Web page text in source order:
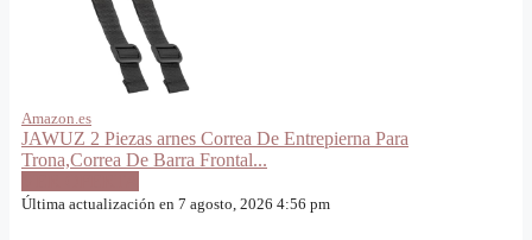
Amazon.es
JAWUZ 2 Piezas arnes Correa De Entrepierna Para
Trona,Correa De Barra Frontal...
Última actualización en 7 agosto, 2026 4:56 pm